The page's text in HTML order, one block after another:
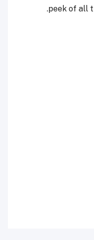
peek of all